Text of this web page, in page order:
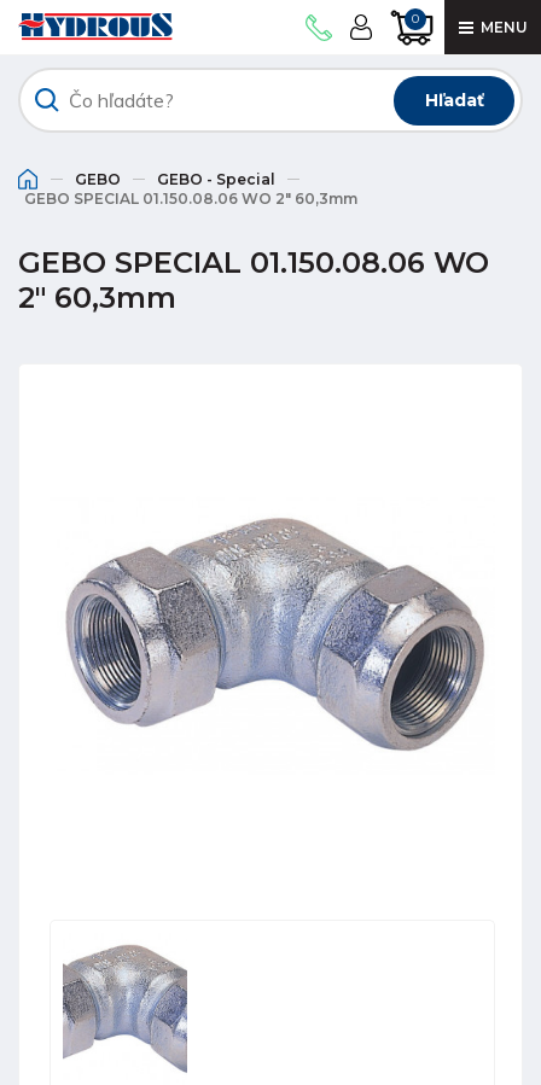
0 MENU
Hľadať
GEBO
GEBO - Special
GEBO SPECIAL 01.150.08.06 WO 2" 60,3mm
GEBO SPECIAL 01.150.08.06 WO
2" 60,3mm